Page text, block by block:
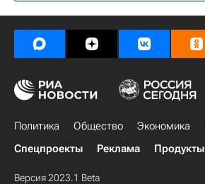
Политика Общество Экономика
Спецпроекты
Реклама
Версия 2023.1 Beta